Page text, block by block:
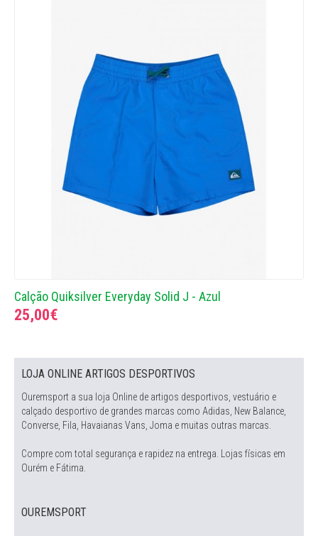
Calção Quiksilver Everyday Solid J - Azul
25,00€
LOJA ONLINE ARTIGOS DESPORTIVOS
Ouremsport a sua loja Online de artigos desportivos, vestuário e
calçado desportivo de grandes marcas como Adidas, New Balance,
Converse, Fila, Havaianas Vans, Joma e muitas outras marcas.
Compre com total segurança e rapidez na entrega. Lojas físicas em
Ourém e Fátima.
OUREMSPORT